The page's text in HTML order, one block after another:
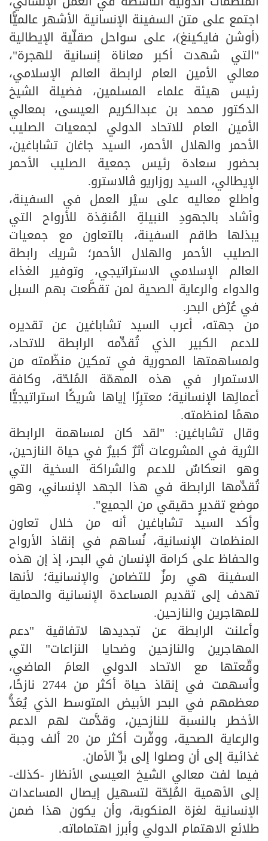
اجتمع على متن السفينة الإنسانية الأشهر عالميًّا
(أوشن فايكينغ)، على سواحل صقلّية الإيطالية
"التي شهدت أكبر معاناة إنسانية للهجرة"،
معالي الأمين العام لرابطة العالم الإسلامي،
رئيس هيئة علماء المسلمين، فضيلة الشيخ
الدكتور محمد بن عبدالكريم العيسى، بمعالي
الأمين العام للاتحاد الدولي لجمعيات الصليب
الأحمر والهلال الأحمر، السيد جاغان تشاباغين،
بحضور سعادة رئيس جمعية الصليب الأحمر
الإيطالي، السيد روزاريو ڤالاسترو.
واطلع معاليه على سيْر العمل في السفينة،
وأشاد بالجهودِ النبيلةِ المُنقِذة للأرواح التي
يبذلها طاقم السفينة، بالتعاون مع جمعيات
الصليب الأحمر والهلال الأحمر؛ شريك رابطة
العالم الإسلامي الاستراتيجي، وتوفير الغذاء
والدواء والرعاية الصحية لمن تقطَّعت بهم السبل
في عُرْض البحر.
من جهته، أعرب السيد تشاباغين عن تقديره
للدعم الكبير الذي تُقدِّمه الرابطة للاتحاد،
ولمساهمتها المحورية في تمكين منظّمته من
الاستمرار في هذه المهمّة المُلحّة، وكافة
أعمالِها الإنسانية؛ معتبِرًا إياها شريكًا استراتيجيًّا
مهمًا لمنظمته.
وقال تشاباغين: "لقد كان لمساهمة الرابطة
الثرية في المشروعات أثرٌ كبيرٌ في حياة النازحين،
وهو انعكاسٌ للدعم والشراكة السخية التي
تُقدِّمها الرابطة في هذا الجهد الإنساني، وهو
موضع تقديرٍ حقيقي من الجميع".
وأكد السيد تشاباغين أنه من خلال تعاون
المنظمات الإنسانية، نُساهم في إنقاذ الأرواح
والحفاظ على كرامة الإنسان في البحر، إذ إن هذه
السفينة هي رمزٌ للتضامن والإنسانية؛ لأنها
تهدف إلى تقديم المساعدة الإنسانية والحماية
للمهاجرين والنازحين.
وأعلنت الرابطة عن تجديدها لاتفاقية "دعم
المهاجرين والنازحين وضحايا النزاعات" التي
وقّعتها مع الاتحاد الدولي العامَ الماضي،
وأسهمت في إنقاذ حياة أكثر من 2744 نازحًا،
معظمهم في البحر الأبيض المتوسط الذي يُعَدُّ
الأخطر بالنسبة للنازحين، وقدَّمت لهم الدعم
والرعاية الصحية، ووفّرت أكثر من 20 ألف وجبة
غذائية إلى أن وصلوا إلى برِّ الأمان.
فيما لفت معالي الشيخ العيسى الأنظار -كذلك-
إلى الأهمية المُلِحّة لتسهيل إيصال المساعدات
الإنسانية لغزة المنكوبة، وأن يكون هذا ضمن
طلائع الاهتمام الدولي وأبرز اهتماماته.